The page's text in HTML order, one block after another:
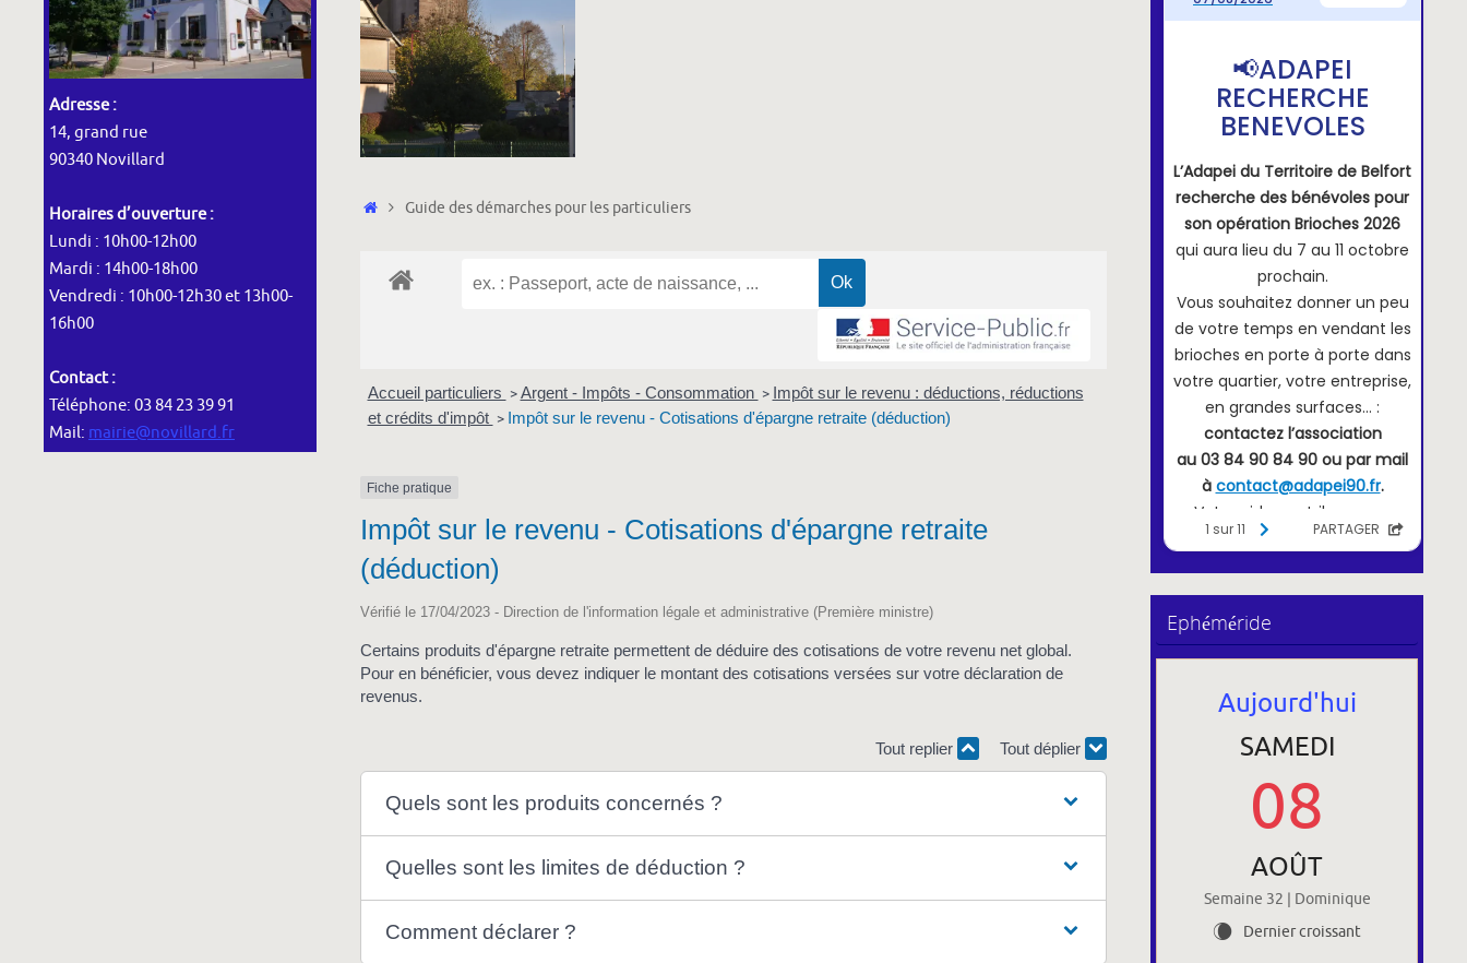
Accueil
Guide des démarches pour les particuliers
Accueil particuliers > Argent - Impôts - Consommation > Impôt sur le revenu : déductions, réductions
et crédits d'impôt > Impôt sur le revenu - Cotisations d'épargne retraite (déduction)
Fiche pratique
Impôt sur le revenu - Cotisations d'épargne retraite
(déduction)
Vérifié le 17/04/2023 - Direction de l'information légale et administrative (Première ministre)
Certains produits d'épargne retraite permettent de déduire des cotisations de votre revenu net global.
Pour en bénéficier, vous devez indiquer le montant des cotisations versées sur votre déclaration de
revenus.
Tout replier Tout déplier
Quels sont les produits concernés ?
Quelles sont les limites de déduction ?
Comment déclarer ?
Adresse :
14, grand rue
90340 Novillard
Horaires d’ouverture :
Lundi : 10h00-12h00
Mardi : 14h00-18h00
Vendredi : 10h00-12h30 et 13h00-
16h00
Contact :
Téléphone: 03 84 23 39 91
Mail: mairie@novillard.fr
Ephéméride
Aujourd'hui
SAMEDI
08
AOÛT
Semaine 32 | Dominique
W Dernier croissant